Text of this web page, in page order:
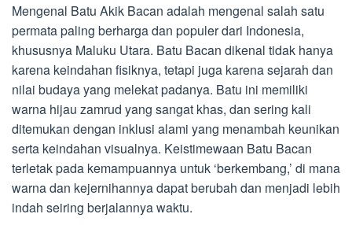
Mengenal Batu Akik Bacan adalah mengenal salah satu
permata paling berharga dan populer dari Indonesia,
khususnya Maluku Utara. Batu Bacan dikenal tidak hanya
karena keindahan fisiknya, tetapi juga karena sejarah dan
nilai budaya yang melekat padanya. Batu ini memiliki
warna hijau zamrud yang sangat khas, dan sering kali
ditemukan dengan inklusi alami yang menambah keunikan
serta keindahan visualnya. Keistimewaan Batu Bacan
terletak pada kemampuannya untuk ‘berkembang,’ di mana
warna dan kejernihannya dapat berubah dan menjadi lebih
indah seiring berjalannya waktu.